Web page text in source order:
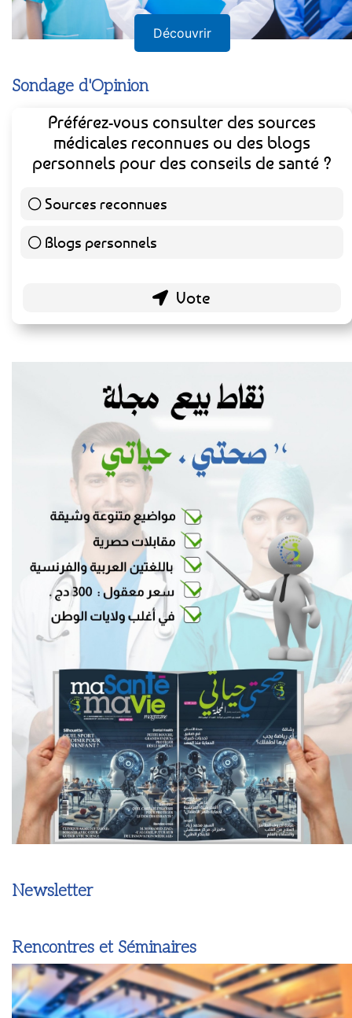
Découvrir
Sondage d'Opinion
Préférez-vous consulter des sources
médicales reconnues ou des blogs
personnels pour des conseils de santé ?
Sources reconnues
Blogs personnels
Newsletter
Rencontres et Séminaires